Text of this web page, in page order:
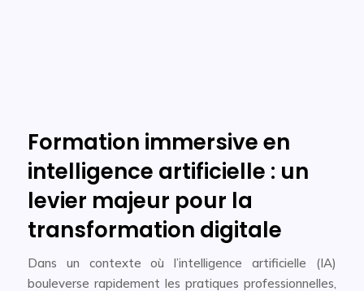
Formation immersive en
intelligence artificielle : un
levier majeur pour la
transformation digitale
Dans un contexte où l’intelligence artificielle (IA)
bouleverse rapidement les pratiques professionnelles,